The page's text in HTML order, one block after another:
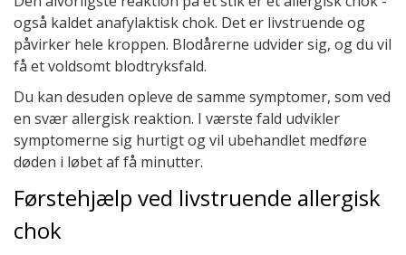
også kaldet anafylaktisk chok. Det er livstruende og
påvirker hele kroppen. Blodårerne udvider sig, og du vil
få et voldsomt blodtryksfald.
Du kan desuden opleve de samme symptomer, som ved
en svær allergisk reaktion. I værste fald udvikler
symptomerne sig hurtigt og vil ubehandlet medføre
døden i løbet af få minutter.
Førstehjælp ved livstruende allergisk
chok